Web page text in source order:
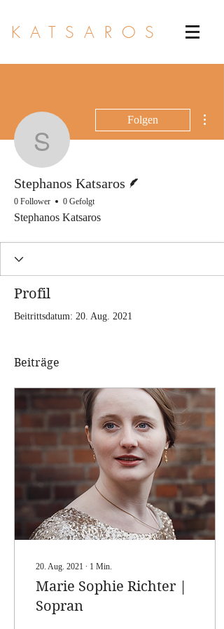
KATSAROS
Stephanos
Folgen
Stephanos Katsaros
0 Follower 0 Gefolgt
Stephanos Katsaros
Profil
Beitrittsdatum: 20. Aug. 2021
Beiträge
20. Aug. 2021 ∙ 1 Min.
Marie Sophie Richter |
Sopran